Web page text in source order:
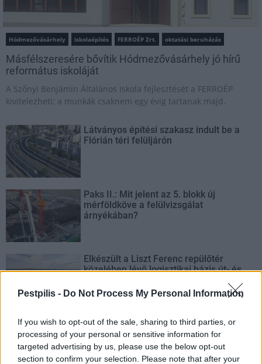
Pestpilis - Do Not Process My Personal Information
If you wish to opt-out of the sale, sharing to third parties, or
processing of your personal or sensitive information for
targeted advertising by us, please use the below opt-out
section to confirm your selection. Please note that after your
Hódmezővásárhely iskolaépítés FERROÉP Zrt. oktatási beruházás
Másfélszeresére bővítik Hódmezővásárhely jó hírű
református iskoláját
A Szőnyi Benjámin Általános Iskola fejlesztését a FERROÉP
kivitelezheti; a munkák csaknem egy évig tartanak majd.
Látványos építési szakasz indult be a
Flórián téri felüljárón
Paks II.: Mit jelent az 5. blokk új
mérföldköve a felülvizsgálat
árnyékában?
Elkészült a Liszt Ferenc repülőtér
közelében lévő logisztikai bázis út- és
Látlelet a hazai víziközművekről?
Egyetlen, fél évszázados vezetéken
múlt Bicske vízellátása